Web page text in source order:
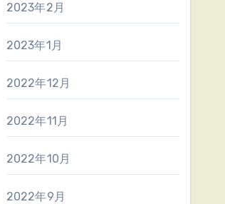
2023年2月
2023年1月
2022年12月
2022年11月
2022年10月
2022年9月